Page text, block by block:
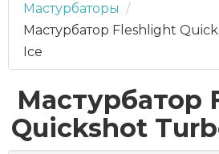
Мастурбаторы
Мастурбатор Fleshlight
Ice
Мастурбатор
Quickshot